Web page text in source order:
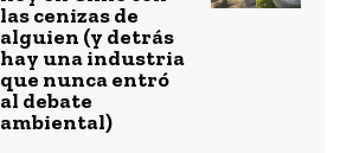
las cenizas de
alguien (y detrás
hay una industria
que nunca entró
al debate
ambiental)